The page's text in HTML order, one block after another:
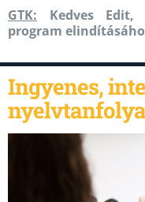
GTK: Kedves Edit,
program
Ingyenes,